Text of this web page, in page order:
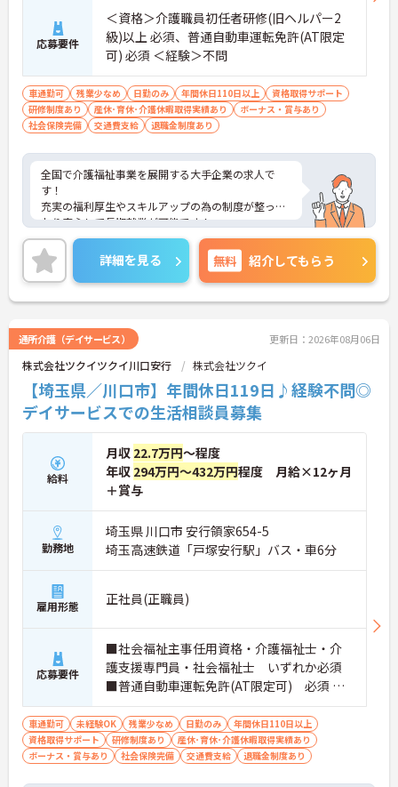
応募要件
＜資格＞介護職員初任者研修(旧ヘルパー2
級)以上 必須、普通自動車運転免許(AT限定
可) 必須 ＜経験＞不問
車通勤可 残業少なめ 日勤のみ 年間休日110日以上
資格取得サポート
研修制度あり
産休･育休･介護休暇取得実績あり
ボーナス・賞与あり
社会保険完備
交通費支給 退職金制度あり
全国で介護福祉事業を展開する大手企業の求人で
す！
充実の福利厚生やスキルアップの為の制度が整って
おり安心して長期就業が可能です！
ご興味ある方には、面接のポイントなど、さらに詳
細をお話致しますのでお気軽にご相談ください。
詳細を見る 無料 紹介してもらう
通所介護（デイサービス） 更新日：2026年08月06日
株式会社ツクイツクイ川口安行 株式会社ツクイ
【埼玉県／川口市】年間休日119日♪経験不問◎
デイサービスでの生活相談員募集
給料
月収 22.7万円～程度
年収 294万円～432万円程度 月給×12ヶ月
＋賞与
勤務地
埼玉県 川口市 安行領家654-5
埼玉高速鉄道「戸塚安行駅」バス・車6分
雇用形態 正社員(正職員)
応募要件
■社会福祉主事任用資格・介護福祉士・介
護支援専門員・社会福祉士 いずれか必須
■普通自動車運転免許(AT限定可) 必須 ■
経験：不問
車通勤可 未経験OK 残業少なめ 日勤のみ
年間休日110日以上
資格取得サポート
研修制度あり
産休･育休･介護休暇取得実績あり
ボーナス・賞与あり
社会保険完備 交通費支給 退職金制度あり